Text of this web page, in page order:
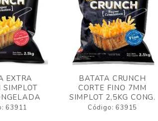
EXTRA
SIMPLOT
63911
BATATA CRUNCH
CORTE FINO 7MM
SIMPLOT 2,5KG CONG.
Código: 63915